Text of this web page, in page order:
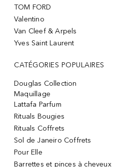
TOM FORD
Valentino
Van Cleef & Arpels
Yves Saint Laurent
CATÉGORIES POPULAIRES
Douglas Collection
Maquillage
Lattafa Parfum
Rituals Bougies
Rituals Coffrets
Sol de Janeiro Coffrets
Pour Elle
Barrettes et pinces à cheveux